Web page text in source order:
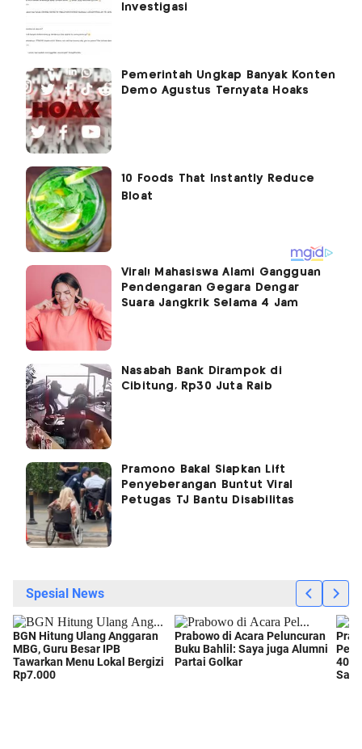
Investigasi
Pemerintah Ungkap Banyak Konten
Demo Agustus Ternyata Hoaks
Viral! Mahasiswa Alami Gangguan
Pendengaran Gegara Dengar
Suara Jangkrik Selama 4 Jam
Nasabah Bank Dirampok di
Cibitung, Rp30 Juta Raib
Pramono Bakal Siapkan Lift
Penyeberangan Buntut Viral
Petugas TJ Bantu Disabilitas